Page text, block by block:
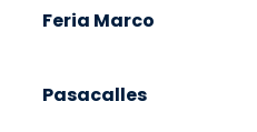
Feria Marco
Pasacalles